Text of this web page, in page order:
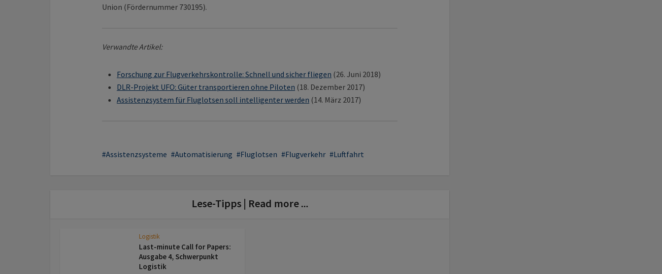
Union (Fördernummer 730195).
Verwandte Artikel:
Forschung zur Flugverkehrskontrolle: Schnell und sicher fliegen (26. Juni 2018)
DLR-Projekt UFO: Güter transportieren ohne Piloten (18. Dezember 2017)
Assistenzsystem für Fluglotsen soll intelligenter werden (14. März 2017)
Assistenzsysteme Automatisierung Fluglotsen Flugverkehr Luftfahrt
Lese-Tipps | Read more ...
Logistik
Last-minute Call for Papers:
Ausgabe 4, Schwerpunkt
Logistik